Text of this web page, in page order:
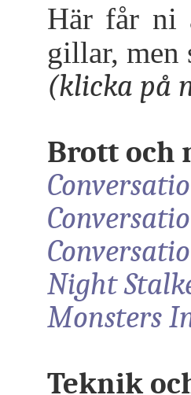
Här får ni
gillar, men
(klicka på
Brott och
Night
Monsters
Teknik